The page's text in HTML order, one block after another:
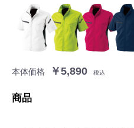
本体価格 ￥5,890 税込
商品